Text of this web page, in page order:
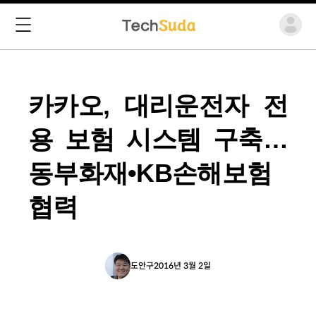
카카오, 대리운전자 전
용 보험 시스템 구축…
동부화재•KB손해보험
협력
도안구2016년 3월 2일